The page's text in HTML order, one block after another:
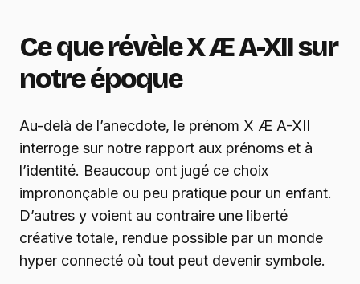
Ce que révèle X Æ A-XII sur
notre époque
Au-delà de l’anecdote, le prénom X Æ A-XII
interroge sur notre rapport aux prénoms et à
l’identité. Beaucoup ont jugé ce choix
imprononçable ou peu pratique pour un enfant.
D’autres y voient au contraire une liberté
créative totale, rendue possible par un monde
hyper connecté où tout peut devenir symbole.